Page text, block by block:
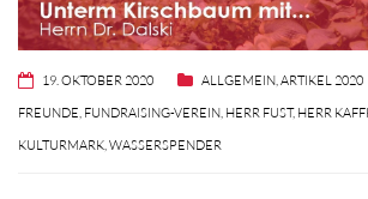
19. OKTOBER 2020 ALLGEMEIN,ARTIKEL 2020
FREUNDE, FUNDRAISING-VEREIN, HERR FUST, HERR
KULTURMARK,WASSERSPENDER